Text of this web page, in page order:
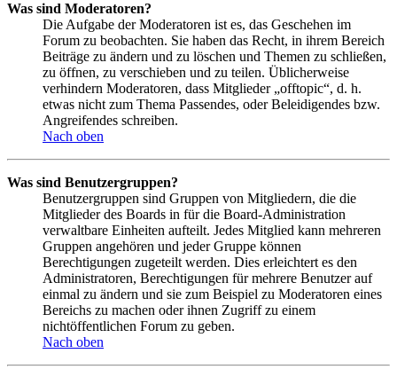
Was sind Moderatoren?
Die Aufgabe der Moderatoren ist es, das Geschehen im
Forum zu beobachten. Sie haben das Recht, in ihrem Bereich
Beiträge zu ändern und zu löschen und Themen zu schließen,
zu öffnen, zu verschieben und zu teilen. Üblicherweise
verhindern Moderatoren, dass Mitglieder „offtopic“, d. h.
etwas nicht zum Thema Passendes, oder Beleidigendes bzw.
Angreifendes schreiben.
Nach oben
Was sind Benutzergruppen?
Benutzergruppen sind Gruppen von Mitgliedern, die die
Mitglieder des Boards in für die Board-Administration
verwaltbare Einheiten aufteilt. Jedes Mitglied kann mehreren
Gruppen angehören und jeder Gruppe können
Berechtigungen zugeteilt werden. Dies erleichtert es den
Administratoren, Berechtigungen für mehrere Benutzer auf
einmal zu ändern und sie zum Beispiel zu Moderatoren eines
Bereichs zu machen oder ihnen Zugriff zu einem
nichtöffentlichen Forum zu geben.
Nach oben